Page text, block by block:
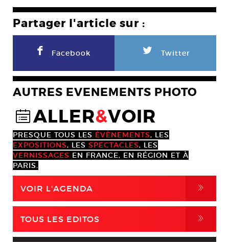
Partager l'article sur :
F Facebook L Twitter
AUTRES EVENEMENTS PHOTO
@ALLER&VOIR
PRESQUE TOUS LES ÉVÈNEMENTS, LES
EXPOSITIONS, LES SPECTACLES, LES
VERNISSAGES EN FRANCE, EN RÉGION ET À
PARIS.
VOIR L'AGENDA ,
TOUS LES EDITOS ,